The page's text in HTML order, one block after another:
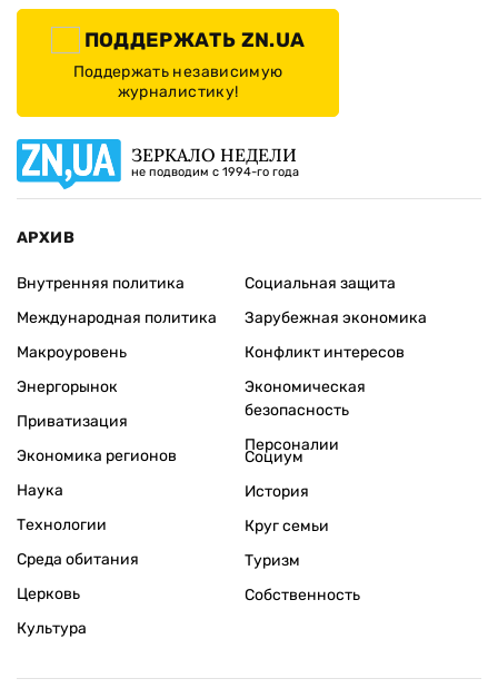
ПОДДЕРЖАТЬ ZN.UA
Поддержать независимую
журналистику!
ЗЕРКАЛО НЕДЕЛИ
не подводим с 1994-го года
АРХИВ
Внутренняя политика
Международная политика
Макроуровень
Энергорынок
Приватизация
Экономика регионов
Социальная защита
Зарубежная экономика
Конфликт интересов
Экономическая
безопасность
Персоналии
Наука
Технологии
Среда обитания
Церковь
Культура
Социум
История
Круг семьи
Туризм
Собственность